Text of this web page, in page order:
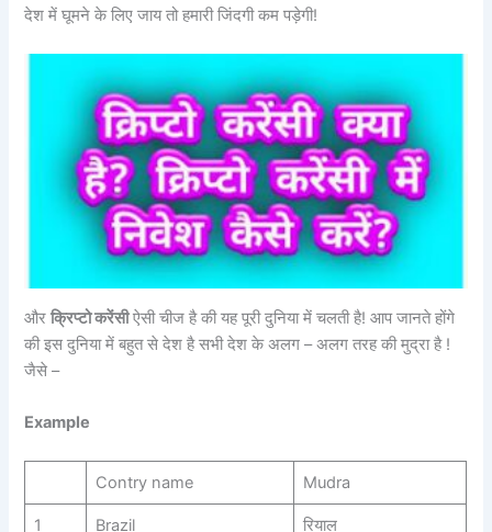
देश में घूमने के लिए जाय तो हमारी जिंदगी कम पड़ेगी!
औरक्रिप्टो करेंसीऐसी चीज है की यह पूरी दुनिया में चलती है! आप जानते होंगे
की इस दुनिया में बहुत से देश है सभी देश के अलग – अलग तरह की मुद्रा है !
जैसे –
Example
Contry name Mudra
1 Brazil रियाल